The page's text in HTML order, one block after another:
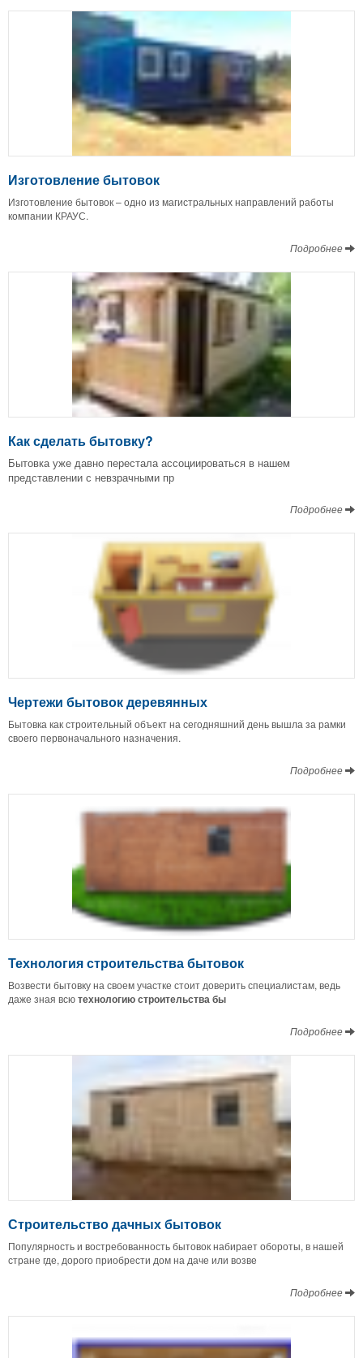
Изготовление бытовок
Изготовление бытовок – одно из магистральных направлений работы
компании КРАУС.
Подробнее
Как сделать бытовку?
Бытовка уже давно перестала ассоциироваться в нашем
представлении с невзрачными пр
Подробнее
Чертежи бытовок деревянных
Бытовка как строительный объект на сегодняшний день вышла за рамки
своего первоначального назначения.
Подробнее
Технология строительства бытовок
Возвести бытовку на своем участке стоит доверить специалистам, ведь
даже зная всютехнологию строительства бы
Подробнее
Строительство дачных бытовок
Популярность и востребованность бытовок набирает обороты, в нашей
стране где, дорого приобрести дом на даче или возве
Подробнее